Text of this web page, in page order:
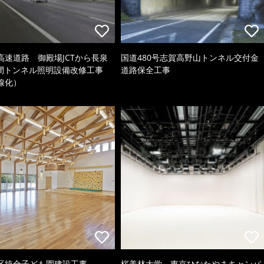
速道路 御殿場JCTから長泉
トンネル照明設備改修工事
）
国道480号志賀高野山トンネル交付金
道路保全工事